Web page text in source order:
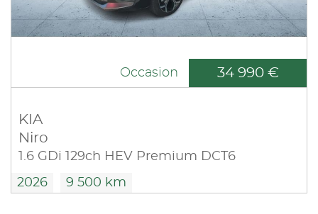
Occasion 34 990 €
KIA
Niro
1.6 GDi 129ch HEV Premium DCT6
2026 9 500 km